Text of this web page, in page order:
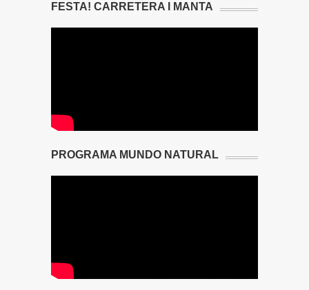
FESTA! CARRETERA I MANTA
PROGRAMA MUNDO NATURAL